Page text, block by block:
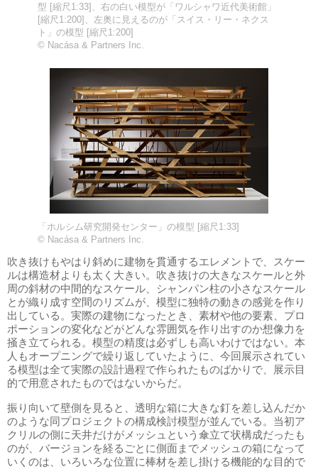
型 [縮尺1:33]、右の白い模型が「ワルシャワ近代美術館」
[縮尺1:200]、左奥に見えるのが「スイス・リー・ネクス
ト」の模型 [縮尺1:200]
© Nacása & Partners Inc.
「ホルシム研究開発センター」の模型 [縮尺1:33]
© Nacása & Partners Inc.
吹き抜けもやはり斜めに建物を貫通するエレメントで、スケー
ルは構造材よりも太く大きい。吹き抜けの大きなスケールと外
周の斜材の中間的なスケール、シャンパン柱の小さなスケール
とが織り成す空間のリズムが、模型に独特の動きの感覚を作り
出している。実際の建物になったとき、素材や他の要素、プロ
ポーションの変化などがどんな雰囲気を作り出すのか想像力を
掻き立てられる。模型の精度は必ずしも高いわけではない。本
人もオープニングで繰り返していたように、今回展示されてい
る模型は全て実際の設計過程で作られたものばかりで、展示目
的で用意されたものではないからだ。
振り向いて壁側を見ると、透明な箱に大きな釘を差し込んだか
のような同プロジェクトの構成検討模型が並んでいる。当初ア
クリルの側に天井だけがメッシュという傘立て状構成だったも
のが、バージョンを経るごとに側面までメッシュの箱になって
いくのは、いろいろな位置に棒材を差し掛ける機能的な目的で